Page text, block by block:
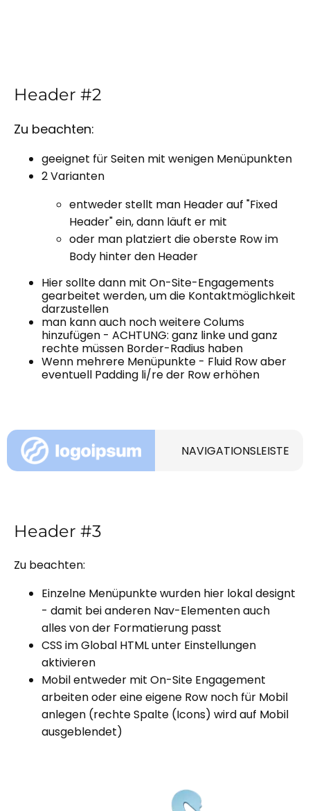
Header #2
Zu beachten:
geeignet für Seiten mit wenigen Menüpunkten
2 Varianten
entweder stellt man Header auf "Fixed
Header" ein, dann läuft er mit
oder man platziert die oberste Row im
Body hinter den Header
Hier sollte dann mit On-Site-Engagements
gearbeitet werden, um die Kontaktmöglichkeit
darzustellen
man kann auch noch weitere Colums
hinzufügen - ACHTUNG: ganz linke und ganz
rechte müssen Border-Radius haben
Wenn mehrere Menüpunkte - Fluid Row aber
eventuell Padding li/re der Row erhöhen
NAVIGATIONSLEISTE
Header #3
Zu beachten:
Einzelne Menüpunkte wurden hier lokal designt
- damit bei anderen Nav-Elementen auch
alles von der Formatierung passt
CSS im Global HTML unter Einstellungen
aktivieren
Mobil entweder mit On-Site Engagement
arbeiten oder eine eigene Row noch für Mobil
anlegen (rechte Spalte (Icons) wird auf Mobil
ausgeblendet)